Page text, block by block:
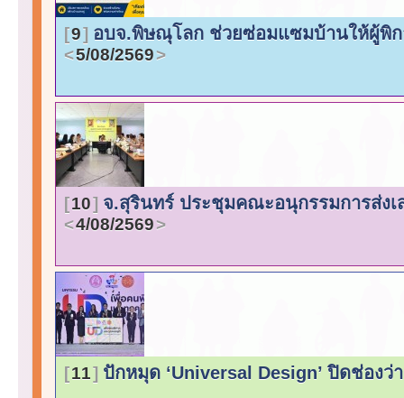
9 อบจ.พิษณุโลก ช่วยซ่อมแซมบ้านให้ผู้พิก
5/08/2569
10 จ.สุรินทร์ ประชุมคณะอนุกรรมการส่
4/08/2569
11 ปักหมุด ‘Universal Design’ ปิดช่องว่